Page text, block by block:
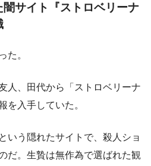
サイト『ストロベリーナ
た。
人、田代から「ストロベリーナ
を入手していた。
いう隠れたサイトで、殺人ショ
だ。生贄は無作為で選ばれた観